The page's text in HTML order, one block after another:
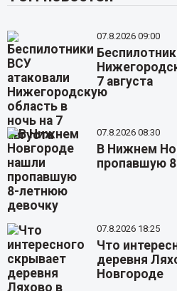
07.8.2026 09:00
7 августа
07.8.2026 08:30
В Нижнем
пропавшую
07.8.2026 18:25
Что
деревня
Новгороде